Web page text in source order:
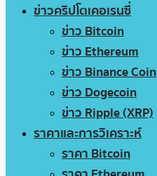
ข่าวคริปโตเคอเรนซี่
ข่าว Bitcoin
ข่าว Ethereum
ข่าว Binance Coin
ข่าว Dogecoin
ข่าว Ripple (XRP)
ราคาและการวิเคราะห์
ราคา Bitcoin